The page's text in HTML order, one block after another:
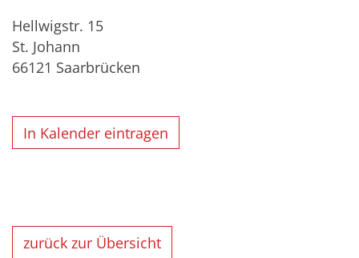
Hellwigstr. 15
St. Johann
66121 Saarbrücken
In Kalender eintragen
zurück zur Übersicht